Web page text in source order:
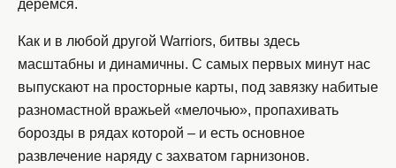
деремся.
Как и в любой другой Warriors, битвы здесь
масштабны и динамичны. С самых первых минут нас
выпускают на просторные карты, под завязку набитые
разномастной вражьей «мелочью», пропахивать
борозды в рядах которой – и есть основное
развлечение наряду с захватом гарнизонов.